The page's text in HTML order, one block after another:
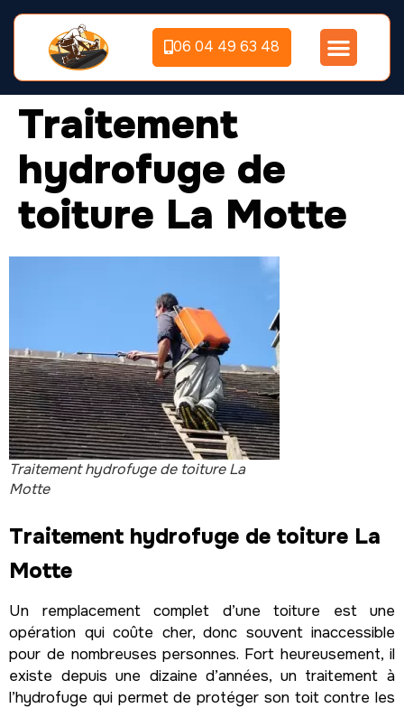
06 04 49 63 48
Traitement
hydrofuge de
toiture La Motte
Traitement hydrofuge de toiture La
Motte
Traitement hydrofuge de toiture La
Motte
Un remplacement complet d’une toiture est une
opération qui coûte cher, donc souvent inaccessible
pour de nombreuses personnes. Fort heureusement, il
existe depuis une dizaine d’années, un traitement à
l’hydrofuge qui permet de protéger son toit contre les